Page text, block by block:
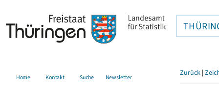
Home Kontakt Suche Newsletter Zurück |